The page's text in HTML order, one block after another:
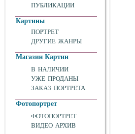
ПУБЛИКАЦИИ
Картины
ПОРТРЕТ
ДРУГИЕ ЖАНРЫ
Магазин Картин
В НАЛИЧИИ
УЖЕ ПРОДАНЫ
ЗАКАЗ ПОРТРЕТА
Фотопортрет
ФОТОПОРТРЕТ
ВИДЕО АРХИВ